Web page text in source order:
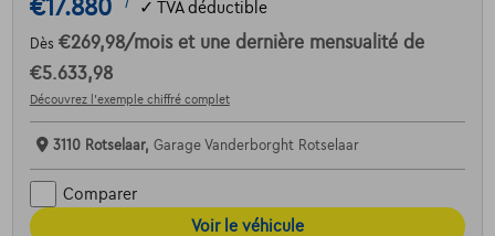
€17.880 1 ✓ TVA déductible
Dès €269,98/mois et une dernière mensualité de
€5.633,98
Découvrez l’exemple chiffré complet
3110 Rotselaar, Garage Vanderborght Rotselaar
Comparer
Voir le véhicule